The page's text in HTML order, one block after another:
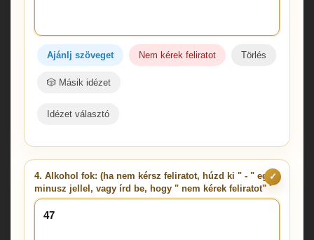
Ajánlj szöveget Nem kérek feliratot Törlés
🎲 Másik idézet
Idézet választó
4. Alkohol fok: (ha nem kérsz feliratot, húzd ki " - " egy
minusz jellel, vagy írd be, hogy " nem kérek feliratot"*
✓